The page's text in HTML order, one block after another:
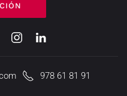
978 61 81 91